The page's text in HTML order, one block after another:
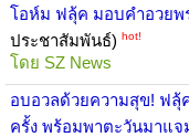
โอห์ม ฟลุ้ค มอบคำอวยพ
ประชาสัมพันธ์) hot!
โดย SZ News
อบอวลด้วยความสุข! ฟ
ครั้ง พร้อมพาตะวันมาแจ